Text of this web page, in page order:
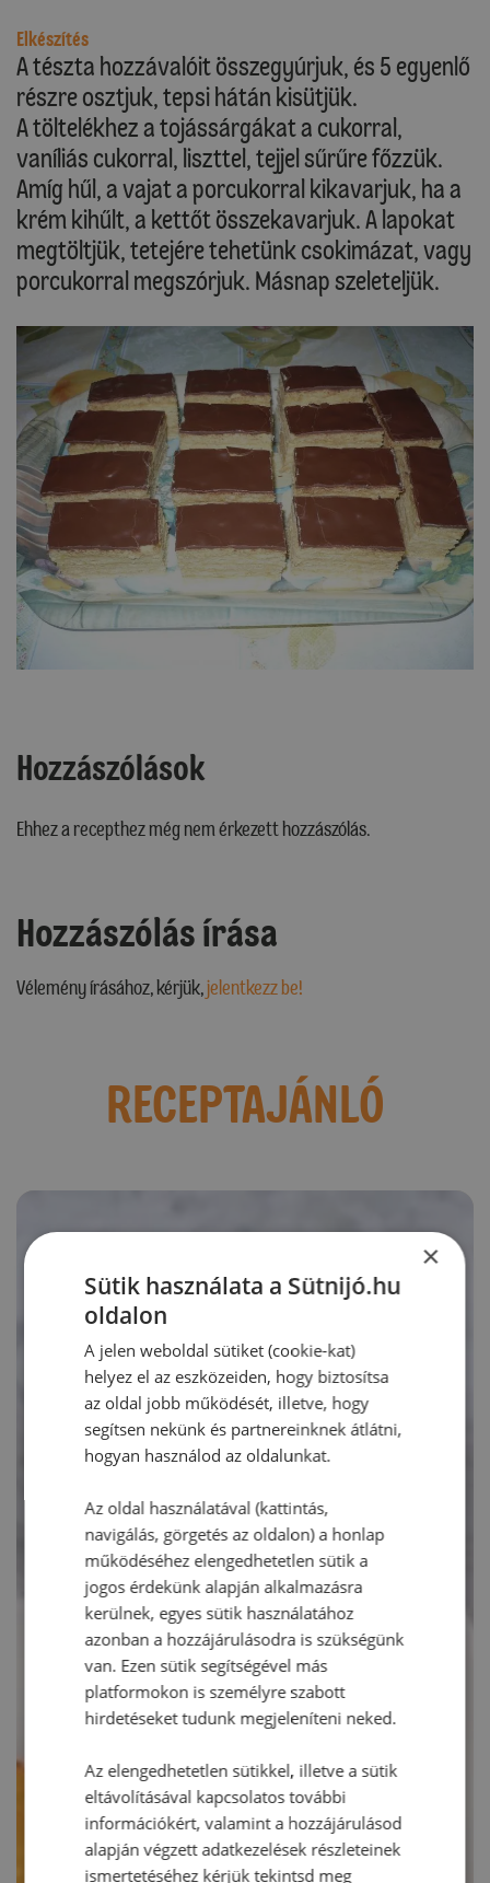
Elkészítés
A tészta hozzávalóit összegyúrjuk, és 5 egyenlő
részre osztjuk, tepsi hátán kisütjük.
A töltelékhez a tojássárgákat a cukorral,
vaníliás cukorral, liszttel, tejjel sűrűre főzzük.
Amíg hűl, a vajat a porcukorral kikavarjuk, ha a
krém kihűlt, a kettőt összekavarjuk. A lapokat
megtöltjük, tetejére tehetünk csokimázat, vagy
porcukorral megszórjuk. Másnap szeleteljük.
Hozzászólások
Ehhez a recepthez még nem érkezett hozzászólás.
Hozzászólás írása
Vélemény írásához, kérjük,jelentkezz be!
RECEPTAJÁNLÓ
×
Sütik használata a Sütnijó.hu
oldalon
A jelen weboldal sütiket (cookie-kat)
helyez el az eszközeiden, hogy biztosítsa
az oldal jobb működését, illetve, hogy
segítsen nekünk és partnereinknek átlátni,
hogyan használod az oldalunkat.
Az oldal használatával (kattintás,
navigálás, görgetés az oldalon) a honlap
működéséhez elengedhetetlen sütik a
jogos érdekünk alapján alkalmazásra
kerülnek, egyes sütik használatához
azonban a hozzájárulásodra is szükségünk
van. Ezen sütik segítségével más
platformokon is személyre szabott
hirdetéseket tudunk megjeleníteni neked.
Az elengedhetetlen sütikkel, illetve a sütik
eltávolításával kapcsolatos további
információkért, valamint a hozzájárulásod
alapján végzett adatkezelések részleteinek
ismertetéséhez kérjük tekintsd meg